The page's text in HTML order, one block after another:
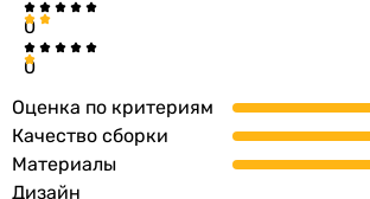
0
0
Оценка по критериям
Качество сборки
Материалы
Дизайн